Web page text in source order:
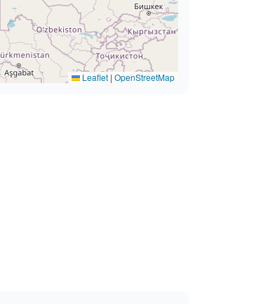
Leaflet | OpenStreetMap